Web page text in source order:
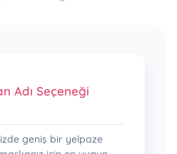
Adı Seçeneği
geniş bir yelpaze